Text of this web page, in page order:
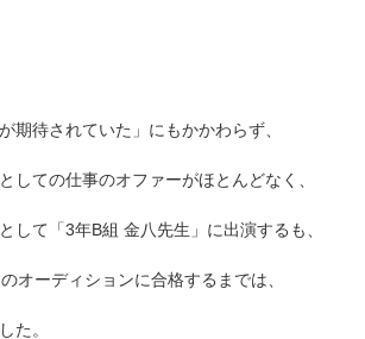
期待されていた」にもかかわらず、
しての仕事のオファーがほとんどなく、
して「3年B組 金八先生」に出演するも、
オーディションに合格するまでは、
た。